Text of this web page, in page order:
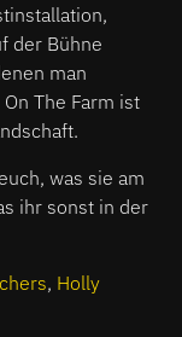
der Bühne
man
The Farm ist
was sie am
ihr sonst in der
, Holly